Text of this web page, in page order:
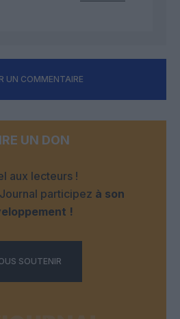
UN COMMENTAIRE
UN DON
aux lecteurs !
participez à son
!
SOUTENIR